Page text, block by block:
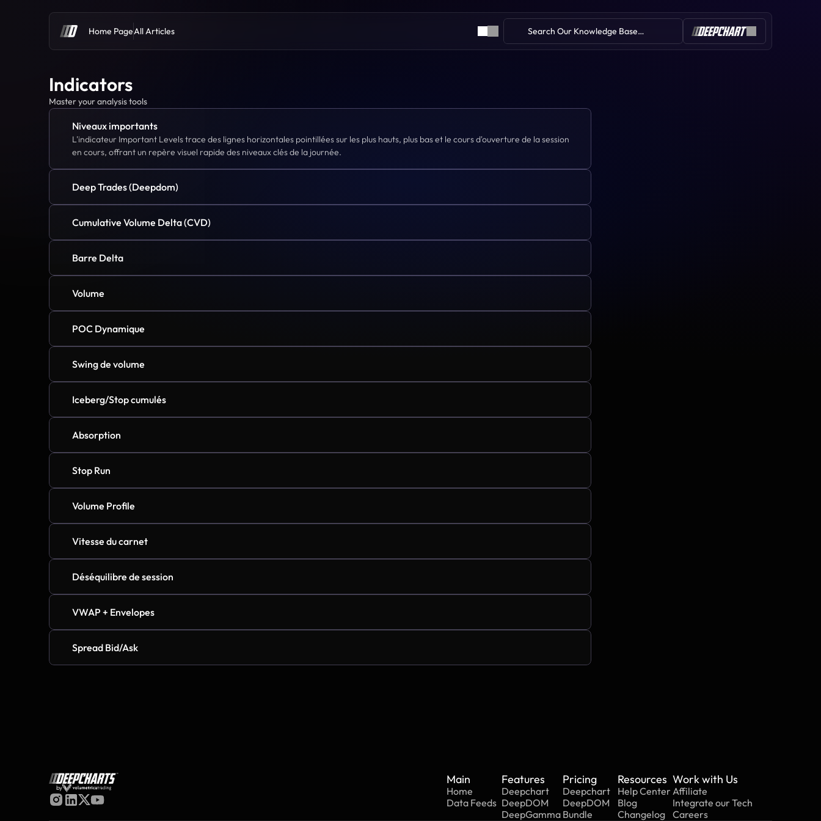
Home PageAll Articles Search Our Knowledge Base…
Indicators
Master your analysis tools
Niveaux importants
L'indicateur Important Levels trace des lignes horizontales pointillées sur les plus hauts, plus bas et le cours d'ouverture de la session
en cours, offrant un repère visuel rapide des niveaux clés de la journée.
Deep Trades (Deepdom)
Cumulative Volume Delta (CVD)
Barre Delta
Volume
POC Dynamique
Swing de volume
Iceberg/Stop cumulés
Absorption
Stop Run
Volume Profile
Vitesse du carnet
Déséquilibre de session
VWAP + Envelopes
Spread Bid/Ask
by
Main
Home
Data Feeds
Features
Deepchart
DeepDOM
DeepGamma
Pricing
Deepchart
DeepDOM
Bundle
Resources
Help Center
Blog
Changelog
Work with Us
Affiliate
Integrate our Tech
Careers